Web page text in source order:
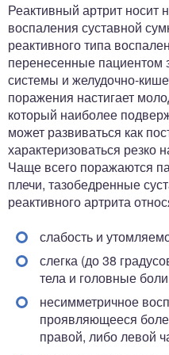
Реактивный артрит носит
воспаления суставной
реактивного типа
перенесенные пациентом
системы и желудочно-
поражения настигает
который наиболее
может развиваться как
характеризоваться
Чаще всего поражаются
плечи, тазобедренные
реактивного артрита
слабость и
слегка (до 38
тела и головные
несимметричное
проявляющееся
правой, либо левой